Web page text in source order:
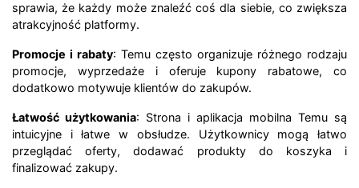
sprawia, że każdy może znaleźć coś dla siebie, co zwiększa
atrakcyjność platformy.
Promocje i rabaty: Temu często organizuje różnego rodzaju
promocje, wyprzedaże i oferuje kupony rabatowe, co
dodatkowo motywuje klientów do zakupów.
Łatwość użytkowania: Strona i aplikacja mobilna Temu są
intuicyjne i łatwe w obsłudze. Użytkownicy mogą łatwo
przeglądać oferty, dodawać produkty do koszyka i
finalizować zakupy.